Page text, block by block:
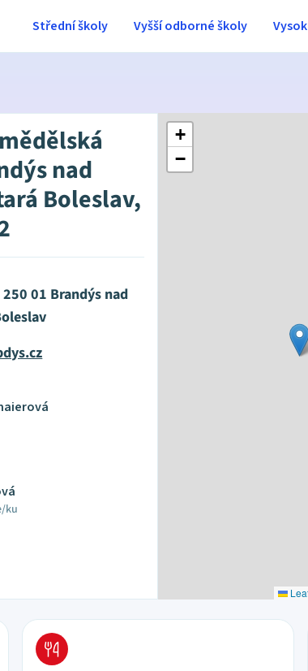
Střední školy Vyšší odborné školy
nad
Boleslav,
01 Brandýs nad
ku
+
−